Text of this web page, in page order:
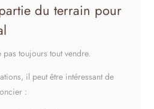
du terrain pour
toujours tout vendre.
il peut être intéressant de
: